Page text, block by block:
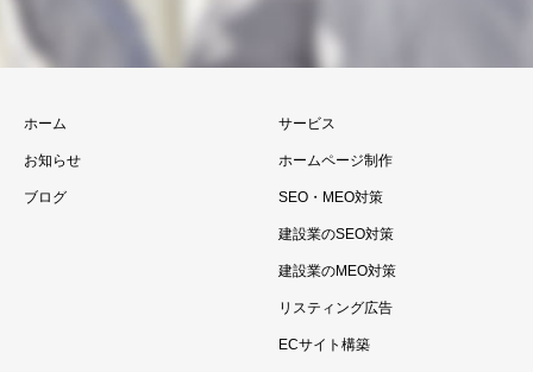
ホーム
お知らせ
ブログ
サービス
ホームページ制作
SEO・MEO対策
建設業のSEO対策
建設業のMEO対策
リスティング広告
ECサイト構築